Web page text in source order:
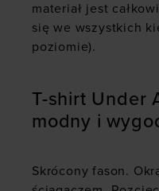
materiał jest
się we wszystkich
poziomie).
T-shirt Under
modny i
Skrócony fason.